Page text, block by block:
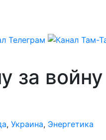
войну
, Украина, Энергетика